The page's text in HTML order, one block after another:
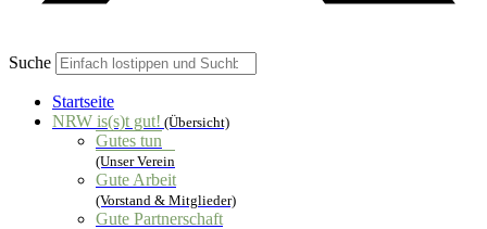
Suche
Startseite
NRW is(s)t gut! (Übersicht)
Gutes tun
(Unser Verein
Gute Arbeit
(Vorstand & Mitglieder)
Gute Partnerschaft